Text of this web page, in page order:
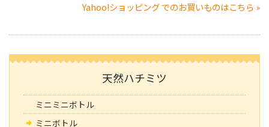
Yahoo!ショッピング でのお買いものはこちら »
天然ハチミツ
ミニミニボトル
ミニボトル